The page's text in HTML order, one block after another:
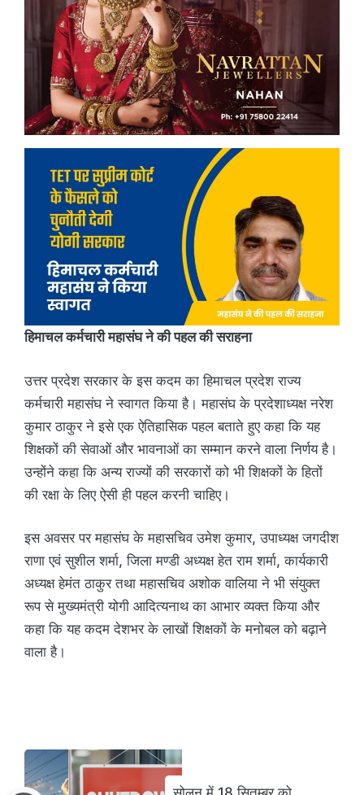
हिमाचल कर्मचारी महासंघ ने की पहल की सराहना
उत्तर प्रदेश सरकार के इस कदम का हिमाचल प्रदेश राज्य
कर्मचारी महासंघ ने स्वागत किया है। महासंघ के प्रदेशाध्यक्ष नरेश
कुमार ठाकुर ने इसे एक ऐतिहासिक पहल बताते हुए कहा कि यह
शिक्षकों की सेवाओं और भावनाओं का सम्मान करने वाला निर्णय है।
उन्होंने कहा कि अन्य राज्यों की सरकारों को भी शिक्षकों के हितों
की रक्षा के लिए ऐसी ही पहल करनी चाहिए।
इस अवसर पर महासंघ के महासचिव उमेश कुमार, उपाध्यक्ष जगदीश
राणा एवं सुशील शर्मा, जिला मण्डी अध्यक्ष हेत राम शर्मा, कार्यकारी
अध्यक्ष हेमंत ठाकुर तथा महासचिव अशोक वालिया ने भी संयुक्त
रूप से मुख्यमंत्री योगी आदित्यनाथ का आभार व्यक्त किया और
कहा कि यह कदम देशभर के लाखों शिक्षकों के मनोबल को बढ़ाने
वाला है।